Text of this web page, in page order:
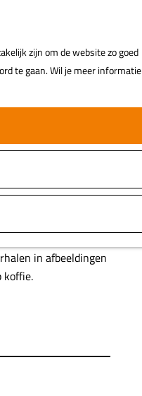
zijn om de website zo goed
te gaan. Wil je meer informatie
v
o
i
t
n
a
r
e
k
n
en Fort
van
in afbeeldingen
koffie.